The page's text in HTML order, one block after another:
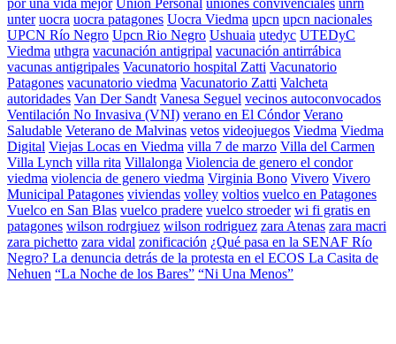
por una vida mejor Unión Personal uniones convivenciales unrn
unter uocra uocra patagones Uocra Viedma upcn upcn nacionales
UPCN Río Negro Upcn Rio Negro Ushuaia utedyc UTEDyC
Viedma uthgra vacunación antigripal vacunación antirrábica
vacunas antigripales Vacunatorio hospital Zatti Vacunatorio
Patagones vacunatorio viedma Vacunatorio Zatti Valcheta
autoridades Van Der Sandt Vanesa Seguel vecinos autoconvocados
Ventilación No Invasiva (VNI) verano en El Cóndor Verano
Saludable Veterano de Malvinas vetos videojuegos Viedma Viedma
Digital Viejas Locas en Viedma villa 7 de marzo Villa del Carmen
Villa Lynch villa rita Villalonga Violencia de genero el condor
viedma violencia de genero viedma Virginia Bono Vivero Vivero
Municipal Patagones viviendas volley voltios vuelco en Patagones
Vuelco en San Blas vuelco pradere vuelco stroeder wi fi gratis en
patagones wilson rodrgiuez wilson rodriguez zara Atenas zara macri
zara pichetto zara vidal zonificación ¿Qué pasa en la SENAF Río
Negro? La denuncia detrás de la protesta en el ECOS La Casita de
Nehuen “La Noche de los Bares” “Ni Una Menos”